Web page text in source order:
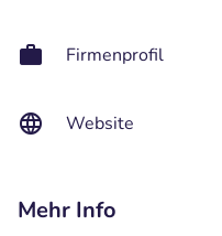
Firmenprofil
Website
Mehr Info